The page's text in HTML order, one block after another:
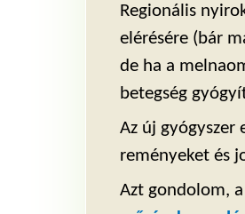
Regionális
elérésére (bár
de ha a
betegség
Az új gyógyszer
reményeket és
Azt gondolom,